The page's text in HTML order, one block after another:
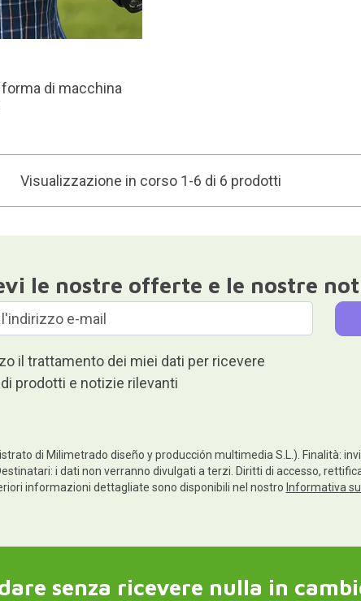
di macchina
Visualizzazione in corso 1-6 di 6 prodotti
le nostre offerte e le nostre
il trattamento dei miei dati per ricevere
prodotti e notizie rilevanti
di Milimetrado diseño y producción multimedia S.L.). Finalità:
i dati non verranno divulgati a terzi. Diritti di accesso,
informazioni dettagliate sono disponibili nel nostro Informativa
senza ricevere nulla in